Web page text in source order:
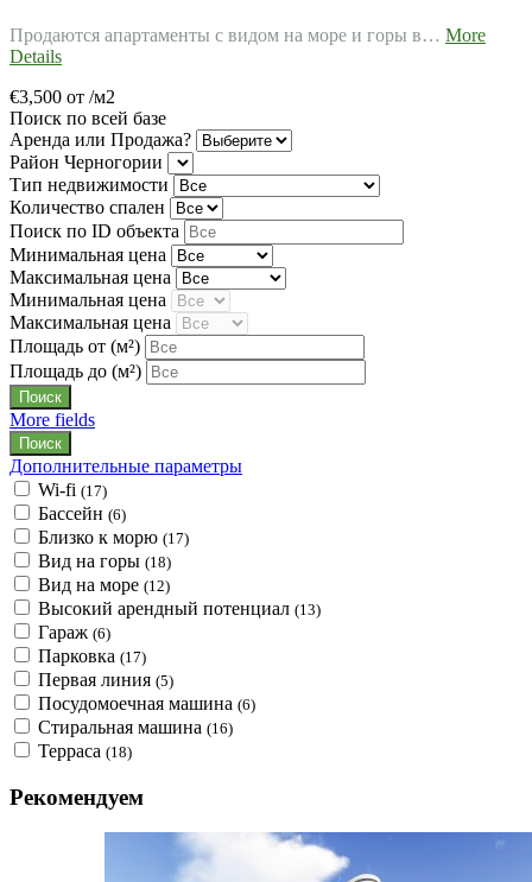
Продаются апартаменты с видом на море и горы в… More
Details
€3,500 от /м2
Поиск по всей базе
Аренда или Продажа?
Район Черногории
Тип недвижимости
Количество спален
Поиск по ID объекта
Минимальная цена
Максимальная цена
Минимальная цена
Максимальная цена
Площадь от (м²)
Площадь до (м²)
More fields
Дополнительные параметры
Wi-fi (17)
Бассейн (6)
Близко к морю (17)
Вид на горы (18)
Вид на море (12)
Высокий арендный потенциал (13)
Гараж (6)
Парковка (17)
Первая линия (5)
Посудомоечная машина (6)
Стиральная машина (16)
Терраса (18)
Рекомендуем